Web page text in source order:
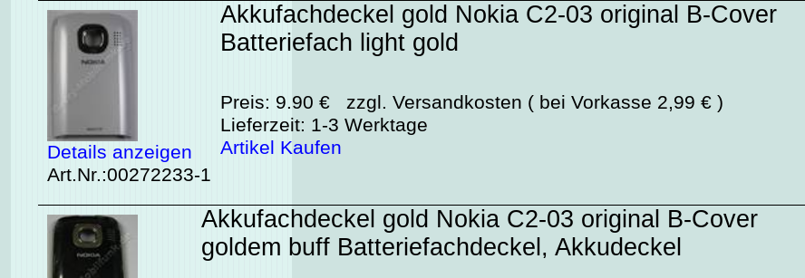
Details anzeigen
Art.Nr.:00272233-1
Akkufachdeckel gold Nokia C2-03 original B-Cover
Batteriefach light gold
Preis: 9.90 € zzgl. Versandkosten ( bei Vorkasse 2,99 € )
Lieferzeit: 1-3 Werktage
Artikel Kaufen
Akkufachdeckel gold Nokia C2-03 original B-Cover
goldem buff Batteriefachdeckel, Akkudeckel